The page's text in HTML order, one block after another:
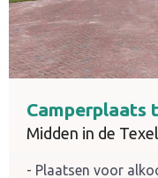
Camperplaats
Midden in de
Plaatsen voor